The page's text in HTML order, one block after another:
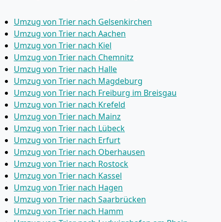
Umzug von Trier nach Gelsenkirchen
Umzug von Trier nach Aachen
Umzug von Trier nach Kiel
Umzug von Trier nach Chemnitz
Umzug von Trier nach Halle
Umzug von Trier nach Magdeburg
Umzug von Trier nach Freiburg im Breisgau
Umzug von Trier nach Krefeld
Umzug von Trier nach Mainz
Umzug von Trier nach Lübeck
Umzug von Trier nach Erfurt
Umzug von Trier nach Oberhausen
Umzug von Trier nach Rostock
Umzug von Trier nach Kassel
Umzug von Trier nach Hagen
Umzug von Trier nach Saarbrücken
Umzug von Trier nach Hamm